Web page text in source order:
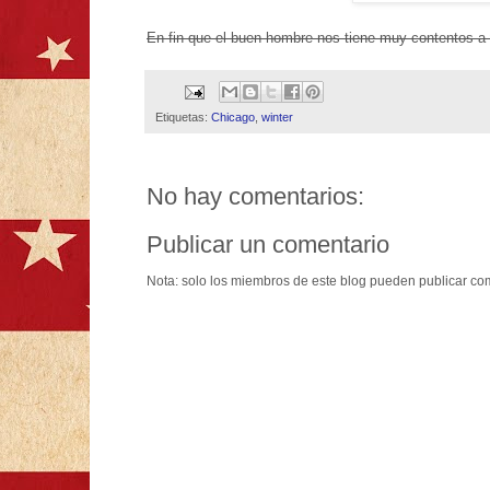
En fin que el buen hombre nos tiene muy contentos
Etiquetas: Chicago winter
No hay comentarios:
Publicar un comentario
Nota: solo los miembros de este blog pueden publicar